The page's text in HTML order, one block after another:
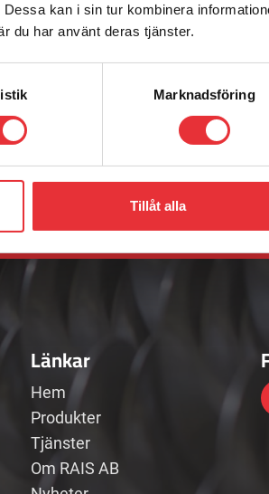
kan i sin tur kombinera
du har använt deras tjänster.
Marknadsföring
Tillåt alla
E-post
Länkar
Hem
Produkter
Tjänster
Om RAIS AB